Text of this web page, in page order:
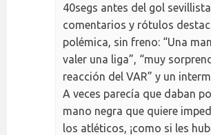
40segs antes del gol
comentarios y rótulos
polémica, sin freno: “Una
valer una liga”, “muy
reacción del VAR” y un
A veces parecía que daban
mano negra que quiere
los atléticos, ¡como si les